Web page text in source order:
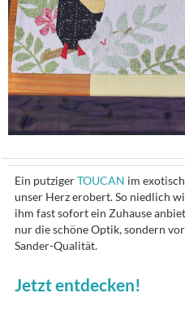
Ein putzigerTOUCAN im
unser Herz erobert. So niedlich
ihm fast sofort ein Zuhause
nur die schöne Optik, sondern
Sander-Qualität.
Jetzt entdecken!